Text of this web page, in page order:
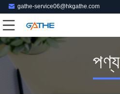
gathe-service06@hkgathe.com
পণ্য